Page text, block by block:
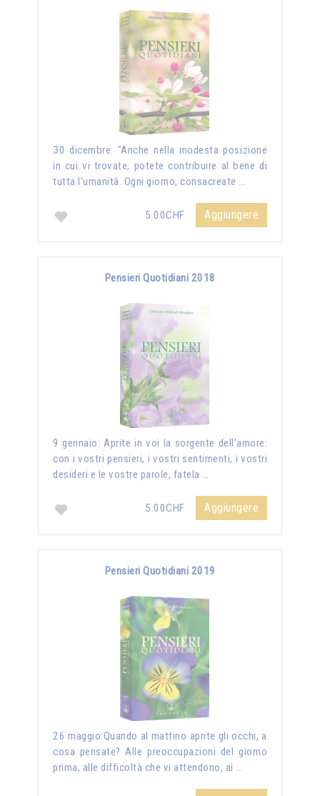
30 dicembre: "Anche nella modesta posizione
in cui vi trovate, potete contribuire al bene di
tutta l'umanità. Ogni giorno, consacreate …
5.00CHF Aggiungere
Pensieri Quotidiani 2018
9 gennaio: Aprite in voi la sorgente dell’amore:
con i vostri pensieri, i vostri sentimenti, i vostri
desideri e le vostre parole, fatela …
5.00CHF Aggiungere
Pensieri Quotidiani 2019
26 maggio:Quando al mattino aprite gli occhi, a
cosa pensate? Alle preoccupazioni del giorno
prima, alle difficoltà che vi attendono, ai …